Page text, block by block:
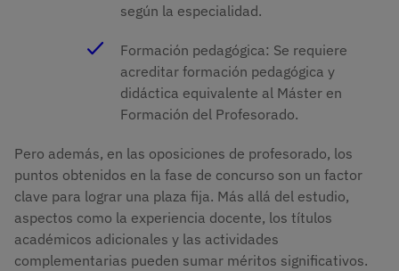
según la especialidad.
Formación pedagógica: Se requiere
acreditar formación pedagógica y
didáctica equivalente al Máster en
Formación del Profesorado.
Pero además, en las oposiciones de profesorado, los
puntos obtenidos en la fase de concurso son un factor
clave para lograr una plaza fija. Más allá del estudio,
aspectos como la experiencia docente, los títulos
académicos adicionales y las actividades
complementarias pueden sumar méritos significativos.